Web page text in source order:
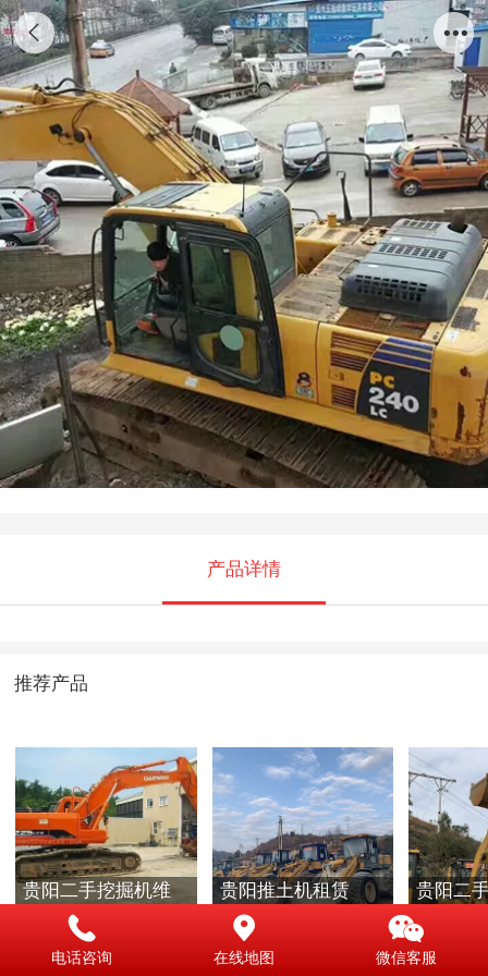
贵州挖掘机出租
产品详情
推荐产品
贵阳二手挖掘机维
贵阳推土机租赁
贵阳二
电话咨询 在线地图 微信客服